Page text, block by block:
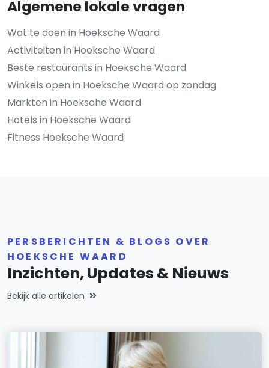
Algemene lokale vragen
Wat te doen in Hoeksche Waard
Activiteiten in Hoeksche Waard
Beste restaurants in Hoeksche Waard
Winkels open in Hoeksche Waard op zondag
Markten in Hoeksche Waard
Hotels in Hoeksche Waard
Fitness Hoeksche Waard
PERSBERICHTEN & BLOGS OVER
HOEKSCHE WAARD
Inzichten, Updates & Nieuws
Bekijk alle artikelen